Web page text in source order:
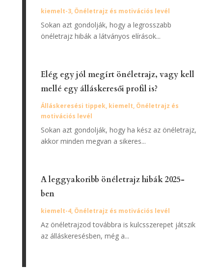
kiemelt-3, Önéletrajz és motivációs levél
Sokan azt gondolják, hogy a legrosszabb
önéletrajz hibák a látványos elírások...
Elég egy jól megírt önéletrajz, vagy kell
mellé egy álláskeresői profil is?
Álláskeresési tippek, kiemelt, Önéletrajz és
motivációs levél
Sokan azt gondolják, hogy ha kész az önéletrajz,
akkor minden megvan a sikeres...
A leggyakoribb önéletrajz hibák 2025-
ben
kiemelt-4, Önéletrajz és motivációs levél
Az önéletrajzod továbbra is kulcsszerepet játszik
az álláskeresésben, még a...